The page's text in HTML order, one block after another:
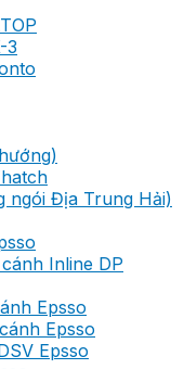
3
ngói Địa Trung Hải)
Inline DP
Epsso
Epsso
Epsso